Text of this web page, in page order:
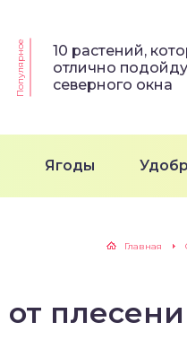
Популярное
10 растений,
отлично
северного окна
Ягоды
Главная
от